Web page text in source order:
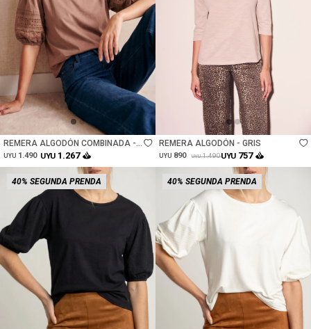
REMERA ALGODÓN COMBINADA -
MOCHA
UYU 1.490 UYU 1.267
REMERA ALGODÓN - GRIS
UYU 890 UYU 1.490UYU 757
40% SEGUNDA PRENDA 40% SEGUNDA PRENDA